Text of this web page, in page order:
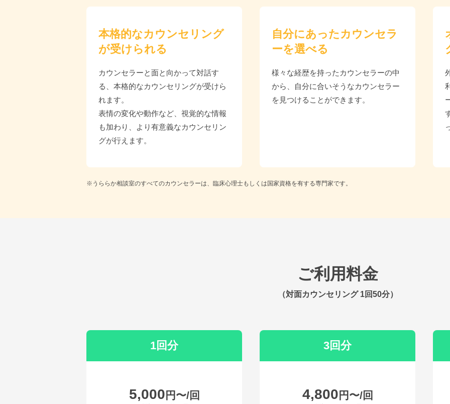
本格的なカウンセリング
が受けられる
カウンセラーと面と向かって対話す
る、本格的なカウンセリングが受けら
れます。
表情の変化や動作など、視覚的な情報
も加わり、より有意義なカウンセリン
グが行えます。
自分にあったカウンセラ
ーを選べる
様々な経歴を持ったカウンセラーの中
から、自分に合いそうなカウンセラー
を見つけることができます。
※うららか相談室のすべてのカウンセラーは、臨床心理士もしくは国家資格を有する専門家です。
ご利用料金
（対面カウンセリング 1回50分）
1回分
5,000 円〜/回
3回分
4,800 円〜/回